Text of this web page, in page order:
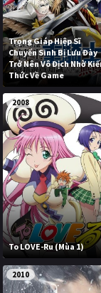
Trọng Giáp Hiệp Sĩ
Chuyển Sinh Bị Lưu Đày
Trở Nên Vô Địch Nhờ
Thức Về Game
2008
To LOVE-Ru (Mùa 1)
2010